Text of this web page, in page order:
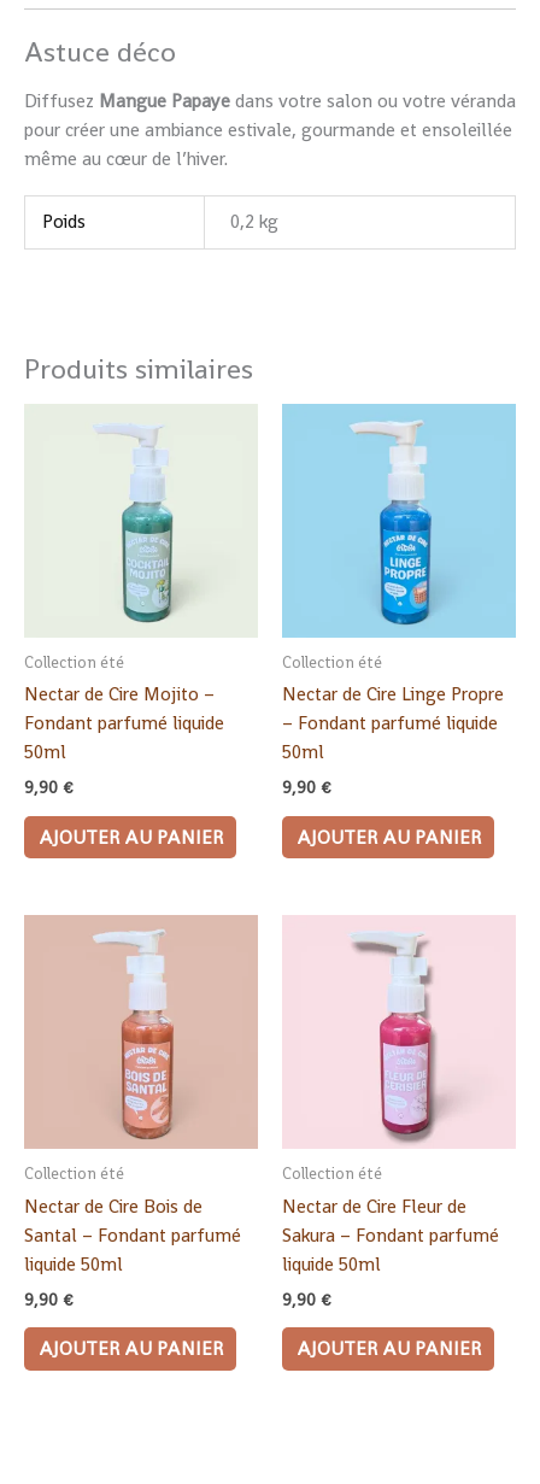
Astuce déco
Diffusez Mangue Papaye dans votre salon ou votre véranda
pour créer une ambiance estivale, gourmande et ensoleillée
même au cœur de l’hiver.
Poids 0,2 kg
Produits similaires
Collection été
Nectar de Cire Mojito –
Fondant parfumé liquide
50ml
9,90 €
AJOUTER AU PANIER
Collection été
Nectar de Cire Linge Propre
– Fondant parfumé liquide
50ml
9,90 €
AJOUTER AU PANIER
Collection été
Nectar de Cire Bois de
Santal – Fondant parfumé
liquide 50ml
9,90 €
AJOUTER AU PANIER
Collection été
Nectar de Cire Fleur de
Sakura – Fondant parfumé
liquide 50ml
9,90 €
AJOUTER AU PANIER